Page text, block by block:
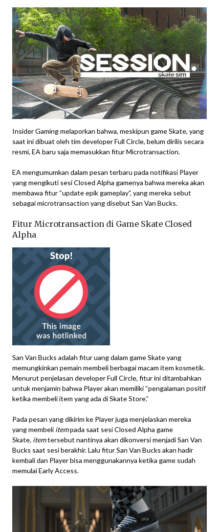
Insider Gaming melaporkan bahwa, meskipun game Skate, yang
saat ini dibuat oleh tim developer Full Circle, belum dirilis secara
resmi, EA baru saja memasukkan fitur Microtransaction.
EA mengumumkan dalam pesan terbaru pada notifikasi Player
yang mengikuti sesi Closed Alpha gamenya bahwa mereka akan
membawa fitur “update epik gameplay”, yang mereka sebut
sebagai microtransaction yang disebut San Van Bucks.
Fitur Microtransaction di Game Skate Closed
Alpha
San Van Bucks adalah fitur uang dalam game Skate yang
memungkinkan pemain membeli berbagai macam item kosmetik.
Menurut penjelasan developer Full Circle, fitur ini ditambahkan
untuk menjamin bahwa Player akan memiliki “pengalaman positif
ketika membeli item yang ada di Skate Store.”
Pada pesan yang dikirim ke Player juga menjelaskan mereka
yang membeli itempada saat sesi Closed Alpha game
Skate, itemtersebut nantinya akan dikonversi menjadi San Van
Bucks saat sesi berakhir. Lalu fitur San Van Bucks akan hadir
kembali dan Player bisa menggunakannya ketika game sudah
memulai Early Access.